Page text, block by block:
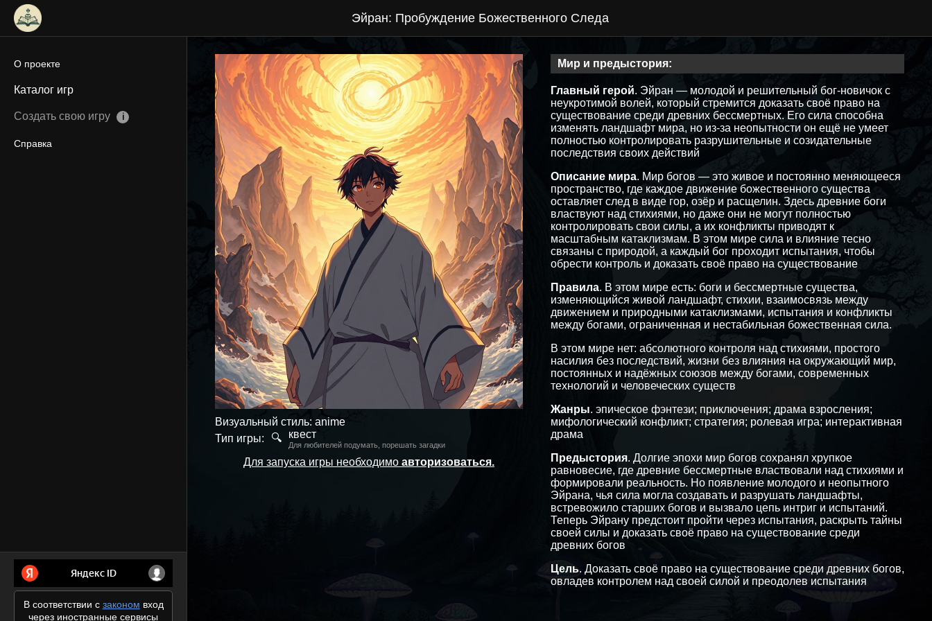
Эйран: Пробуждение Божественного Следа
О проекте
Каталог игр
Создать свою игру ℹ
Справка
В соответствии с законом вход
через иностранные сервисы
Визуальный стиль: anime
Тип игры:
🔍 квест
Для любителей подумать, порешать загадки
Для запуска игры необходимо авторизоваться.
Мир и предыстория:
Главный герой. Эйран — молодой и решительный бог-новичок с
неукротимой волей, который стремится доказать своё право на
существование среди древних бессмертных. Его сила способна
изменять ландшафт мира, но из-за неопытности он ещё не умеет
полностью контролировать разрушительные и созидательные
последствия своих действий
Описание мира. Мир богов — это живое и постоянно меняющееся
пространство, где каждое движение божественного существа
оставляет след в виде гор, озёр и расщелин. Здесь древние боги
властвуют над стихиями, но даже они не могут полностью
контролировать свои силы, а их конфликты приводят к
масштабным катаклизмам. В этом мире сила и влияние тесно
связаны с природой, а каждый бог проходит испытания, чтобы
обрести контроль и доказать своё право на существование
Правила. В этом мире есть: боги и бессмертные существа,
изменяющийся живой ландшафт, стихии, взаимосвязь между
движением и природными катаклизмами, испытания и конфликты
между богами, ограниченная и нестабильная божественная сила.
В этом мире нет: абсолютного контроля над стихиями, простого
насилия без последствий, жизни без влияния на окружающий мир,
постоянных и надёжных союзов между богами, современных
технологий и человеческих существ
Жанры. эпическое фэнтези; приключения; драма взросления;
мифологический конфликт; стратегия; ролевая игра; интерактивная
драма
Предыстория. Долгие эпохи мир богов сохранял хрупкое
равновесие, где древние бессмертные властвовали над стихиями и
формировали реальность. Но появление молодого и неопытного
Эйрана, чья сила могла создавать и разрушать ландшафты,
встревожило старших богов и вызвало цепь интриг и испытаний.
Теперь Эйрану предстоит пройти через испытания, раскрыть тайны
своей силы и доказать своё право на существование среди
древних богов
Цель. Доказать своё право на существование среди древних богов,
овладев контролем над своей силой и преодолев испытания